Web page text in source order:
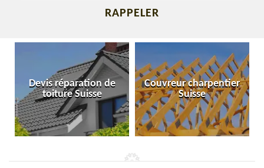
Devis réparation de
toiture Suisse
Couvreur charpentier
Suisse